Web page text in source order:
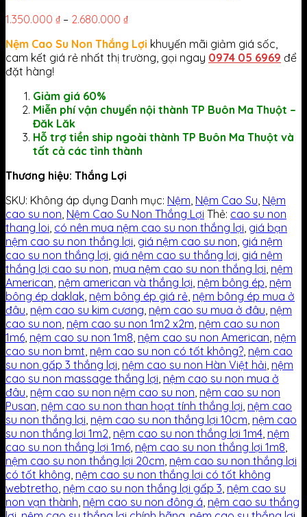
1.350.000 ₫ – 2.680.000 ₫
Nệm Cao Su Non Thắng Lợi khuyến mãi giảm giá sốc,
cam kết giá rẻ nhất thị trường, gọi ngay 0974 05 6969 để
đặt hàng!
Giảm giá 60%
Miễn phí vận chuyển nội thành TP Buôn Ma Thuột –
Đăk Lăk
Hỗ trợ tiền ship ngoài thành TP Buôn Ma Thuột và
tất cả các tỉnh thành
Thương hiệu: Thắng Lợi
SKU: Không áp dụng Danh mục: Nệm, Nệm Cao Su, Nệm
cao su non, Nệm Cao Su Non Thắng Lợi Thẻ: cao su non
thang loi, có nên mua nệm cao su non thắng lợi, giá bạn
nệm cao su non thắng lợi, giá nệm cao su non, giá nệm
cao su non thắng lợi, giá nệm cao su thắng lợi, giá nệm
thắng lợi cao su non, mua nệm cao su non thắng lợi, nệm
American, nệm american và thắng lợi, nệm bông ép, nệm
bông ép daklak, nệm bông ép giá rẻ, nệm bông ép mua ở
đâu, nệm cao su kim cương, nệm cao su mua ở đâu, nệm
cao su non, nệm cao su non 1m2 x2m, nệm cao su non
1m6, nệm cao su non 1m8, nệm cao su non American, nệm
cao su non bmt, nệm cao su non có tốt không?, nệm cao
su non gấp 3 thắng lợi, nệm cao su non Hàn Việt hải, nệm
cao su non massage thắng lợi, nệm cao su non mua ở
đâu, nệm cao su non nệm cao su non, nệm cao su non
Pusan, nệm cao su non than hoạt tính thắng lợi, nệm cao
su non thắng lợi, nệm cao su non thắng lợi 10cm, nệm cao
su non thắng lợi 1m2, nệm cao su non thắng lợi 1m4, nệm
cao su non thắng lợi 1m6, nệm cao su non thắng lợi 1m8,
nệm cao su non thắng lợi 20cm, nệm cao su non thắng lợi
có tốt không, nệm cao su non thắng lợi có tốt không
webtretho, nệm cao su non thắng lợi gấp 3, nệm cao su
non vạn thành, nệm cao su non đông á, nệm cao su thắng